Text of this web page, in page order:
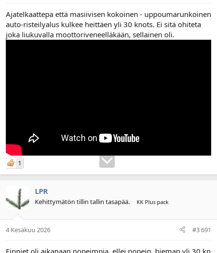
Ajatelkaattepa että masiivisen kokoinen - uppoumarunkoinen
auto-risteilyalus kulkee heittäen yli 30 knots. Ei sitä ohiteta
joka liukuvalla moottoriveneelläkään, sellainen oli.
1
LPR
Kehittymätön tillin tallin tasapää. KK Plus pack
4 Kesäkuu 2026 #3 691
Finnjet oli aikanaan nopeimpia, ellei nopein, hieman yli 30 kn